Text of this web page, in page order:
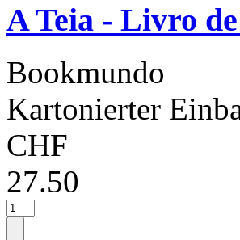
A Teia - Livro
Bookmundo
Kartonierter
CHF
27.50